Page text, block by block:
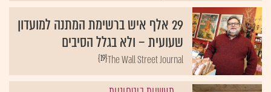
29 אלף איש ברשימת המתנה למועדון
שעועית – ולא בגלל הסיבים
{19}The Wall Street Journal